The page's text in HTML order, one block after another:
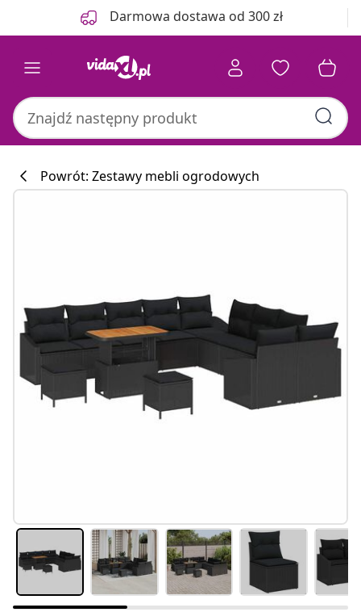
Darmowa dostawa od 300 zł
Powrót: Zestawy mebli ogrodowych